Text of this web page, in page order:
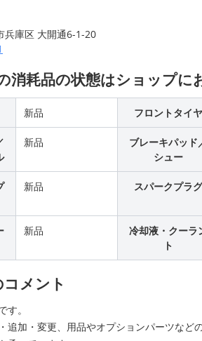
兵庫区 大開通6-1-20
消耗品の状態はショップに
新品 フロントタイヤ
新品
ブレーキパッド
シュー
新品 スパークプラグ
新品
冷却液・クーラ
ト
メント
す。
追加・変更、用品やオプションパーツなど